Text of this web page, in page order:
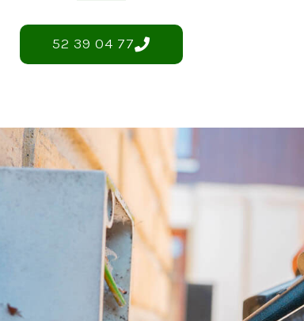
52 39 04 77